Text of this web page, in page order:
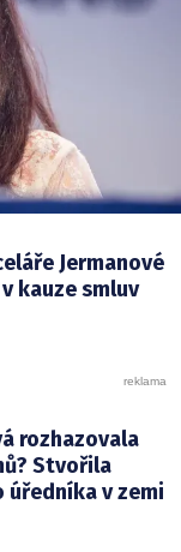
Jermanové
kauze smluv
rozhazovala
Stvořila
v zemi